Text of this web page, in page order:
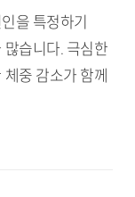
을 특정하기
습니다. 극심한
중 감소가 함께